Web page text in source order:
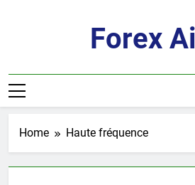
Forex
Home Haute fréquence